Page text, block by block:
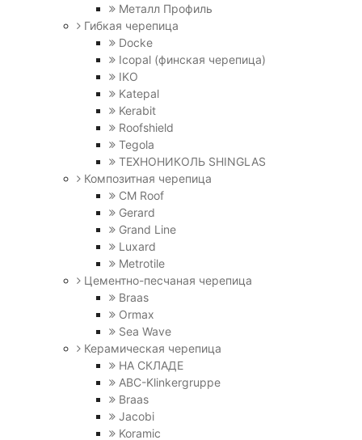
Металл Профиль
Гибкая черепица
Docke
Icopal (финская черепица)
IKO
Katepal
Kerabit
Roofshield
Tegola
ТЕХНОНИКОЛЬ SHINGLAS
Композитная черепица
CM Roof
Gerard
Grand Line
Luxard
Metrotile
Цементно-песчаная черепица
Braas
Ormax
Sea Wave
Керамическая черепица
НА СКЛАДЕ
ABC-Klinkergruppe
Braas
Jacobi
Koramic